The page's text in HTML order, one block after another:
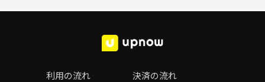
利用の流れ
決済の流れ